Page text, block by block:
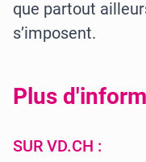
que partout
s’imposent.
Plus
SUR VD.CH :